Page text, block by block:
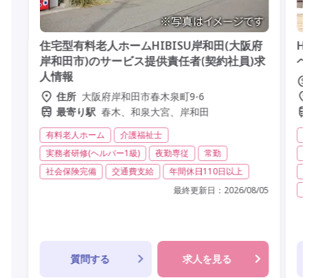
住宅型有料老人ホームHIBISU岸和田(大阪府
岸和田市)のサービス提供責任者(契約社員)求
人情報
住所 大阪府岸和田市春木泉町9-6
最寄り駅 春木、和泉大宮、岸和田
有料老人ホーム
介護福祉士
実務者研修(ヘルパー1級)
夜勤専従
常勤
社会保険完備
交通費支給
年間休日110日以上
最終更新日： 2026/08/05
質問する 求人を見る
ヘ